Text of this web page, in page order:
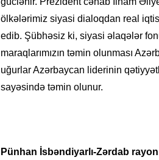
ölkələrimiz siyasi dialoqdan real
edib. Şübhəsiz ki, siyasi əlaqələr
maraqlarımızın təmin olunması
uğurlar Azərbaycan liderinin
sayəsində təmin olunur.
Pünhan İsbəndiyarlı-Zərdab